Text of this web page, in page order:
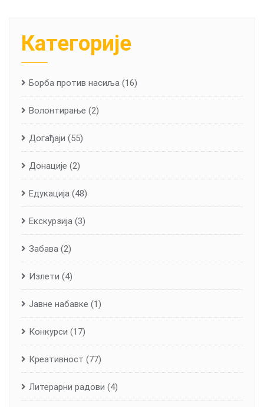
Категорије
Борба против насиља (16)
Волонтирање (2)
Догађаји (55)
Донације (2)
Едукација (48)
Екскурзија (3)
Забава (2)
Излети (4)
Јавне набавке (1)
Конкурси (17)
Креативност (77)
Литерарни радови (4)